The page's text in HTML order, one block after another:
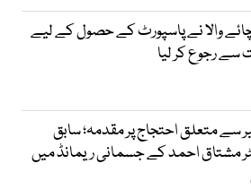
والا نے پاسپورٹ کے حصول کے لیے
سے رجوع کر لیا
سے متعلق احتجاج پر مقدمہ؛ سابق
مشتاق احمد کے جسمانی ریمانڈ میں